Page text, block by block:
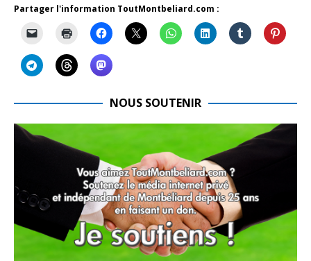
Partager l'information ToutMontbeliard.com :
NOUS SOUTENIR